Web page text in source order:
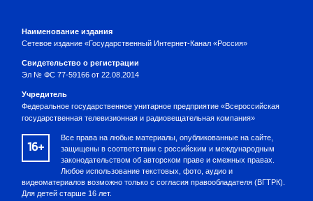
Наименование издания
Сетевое издание «Государственный Интернет-Канал «Россия»
Свидетельство о регистрации
Эл № ФС 77-59166 от 22.08.2014
Учредитель
Федеральное государственное унитарное предприятие «Всероссийская
государственная телевизионная и радиовещательная компания»
16+
Все права на любые материалы, опубликованные на сайте,
защищены в соответствии с российским и международным
законодательством об авторском праве и смежных правах.
Любое использование текстовых, фото, аудио и
видеоматериалов возможно только с согласия правообладателя (ВГТРК).
Для детей старше 16 лет.